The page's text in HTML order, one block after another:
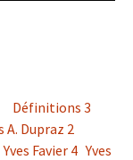
Définitions 3
A. Dupraz 2
Yves Favier 4 Yves